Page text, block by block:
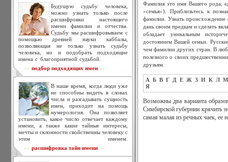
Будущую судьбу человека,
можно узнать только после
расшифровки настоящего
имени фамилии и отчества.
Судьбу мы расшифровываем с
помощью древней науки каббалы,
позволяющая не только узнать судьбу
человека, но и подобрать подходящие
имена с благоприятной судьбой.
>> подбор подходящих имен <<
В наше время, когда люди уже
не способны видеть в словах
числа и разгадывать сущность
имен, приходит на помощь
нумерология. Она позволяет
установить, какое число отвечает каждому
имени, а также какие тайные интересы,
мечты и склонности свойственны человеку с
этим именем.
>> расшифровка тайн имени <<
Фамилия это имя Вашего рода,
«семья»). Приблизьтесь к
фамилии. Узнать
дань своим предкам и сделать
обладает уникальным
достоянием Вашей семьи.
чем фамилии других стран. В
полезного о своих
друзьям.
А Б В Г Д Е Ж З И К Л М
Я
Возможны два варианта
Симбирской губернии крячить
самая малая из речных чаек, ее